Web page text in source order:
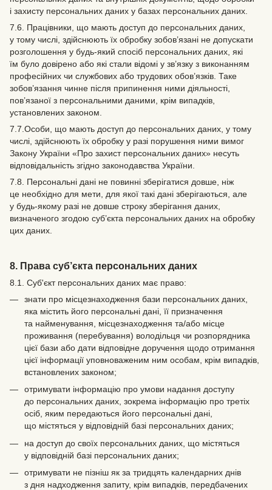
і захисту персональних даних у базах персональних даних.
7.6. Працівники, що мають доступ до персональних даних,
у тому числі, здійснюють їх обробку зобов’язані не допускати
розголошення у будь-який спосіб персональних даних, які
їм було довірено або які стали відомі у зв’язку з виконанням
професійних чи службових або трудових обов’язків. Таке
зобов’язання чинне після припинення ними діяльності,
пов’язаної з персональними даними, крім випадків,
установлених законом.
7.7.Особи, що мають доступ до персональних даних, у тому
числі, здійснюють їх обробку у разі порушення ними вимог
Закону України «Про захист персональних даних» несуть
відповідальність згідно законодавства України.
7.8. Персональні дані не повинні зберігатися довше, ніж
це необхідно для мети, для якої такі дані зберігаються, але
у будь-якому разі не довше строку зберігання даних,
визначеного згодою суб’єкта персональних даних на обробку
цих даних.
8. Права суб’єкта персональних даних
8.1. Суб'єкт персональних даних має право:
знати про місцезнаходження бази персональних даних,
яка містить його персональні дані, її призначення
та найменування, місцезнаходження та/або місце
проживання (перебування) володільця чи розпорядника
цієї бази або дати відповідне доручення щодо отримання
цієї інформації уповноваженим ним особам, крім випадків,
встановлених законом;
отримувати інформацію про умови надання доступу
до персональних даних, зокрема інформацію про третіх
осіб, яким передаються його персональні дані,
що містяться у відповідній базі персональних даних;
на доступ до своїх персональних даних, що містяться
у відповідній базі персональних даних;
отримувати не пізніш як за тридцять календарних днів
з дня надходження запиту, крім випадків, передбачених